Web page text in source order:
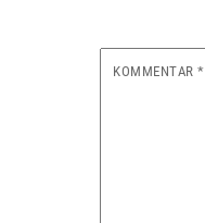
KOMMENTAR*